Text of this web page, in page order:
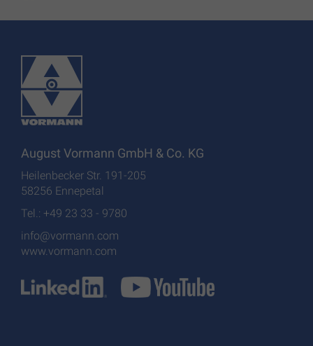
August Vormann GmbH & Co. KG
Heilenbecker Str. 191-205
58256 Ennepetal
Tel.: +49 23 33 - 9780
info@vormann.com
www.vormann.com